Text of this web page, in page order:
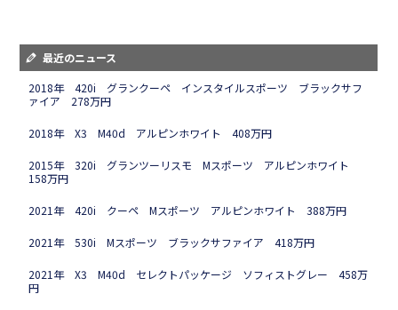
最近のニュース
2018年 420i グランクーペ インスタイルスポーツ ブラックサフ
ァイア 278万円
2018年 X3 M40d アルピンホワイト 408万円
2015年 320i グランツーリスモ Mスポーツ アルピンホワイト
158万円
2021年 420i クーペ Mスポーツ アルピンホワイト 388万円
2021年 530i Mスポーツ ブラックサファイア 418万円
2021年 X3 M40d セレクトパッケージ ソフィストグレー 458万
円